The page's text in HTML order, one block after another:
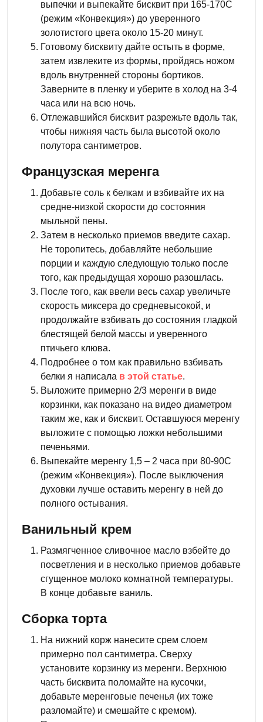
выпечки и выпекайте бисквит при 165-170С
(режим «Конвекция») до уверенного
золотистого цвета около 15-20 минут.
Готовому бисквиту дайте остыть в форме,
затем извлеките из формы, пройдясь ножом
вдоль внутренней стороны бортиков.
Заверните в пленку и уберите в холод на 3-4
часа или на всю ночь.
Отлежавшийся бисквит разрежьте вдоль так,
чтобы нижняя часть была высотой около
полутора сантиметров.
Французская меренга
Добавьте соль к белкам и взбивайте их на
средне-низкой скорости до состояния
мыльной пены.
Затем в несколько приемов введите сахар.
Не торопитесь, добавляйте небольшие
порции и каждую следующую только после
того, как предыдущая хорошо разошлась.
После того, как ввели весь сахар увеличьте
скорость миксера до средневысокой, и
продолжайте взбивать до состояния гладкой
блестящей белой массы и уверенного
птичьего клюва.
Подробнее о том как правильно взбивать
белки я написала в этой статье.
Выложите примерно 2/3 меренги в виде
корзинки, как показано на видео диаметром
таким же, как и бисквит. Оставшуюся меренгу
выложите с помощью ложки небольшими
печеньями.
Выпекайте меренгу 1,5 – 2 часа при 80-90С
(режим «Конвекция»). После выключения
духовки лучше оставить меренгу в ней до
полного остывания.
Ванильный крем
Размягченное сливочное масло взбейте до
посветления и в несколько приемов добавьте
сгущенное молоко комнатной температуры.
В конце добавьте ваниль.
Сборка торта
На нижний корж нанесите срем слоем
примерно пол сантиметра. Сверху
установите корзинку из меренги. Верхнюю
часть бисквита поломайте на кусочки,
добавьте меренговые печенья (их тоже
разломайте) и смешайте с кремом).